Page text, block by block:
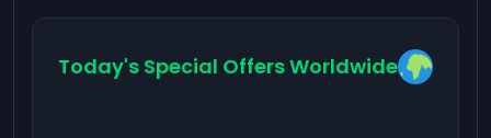
Today's Special Offers Worldwide